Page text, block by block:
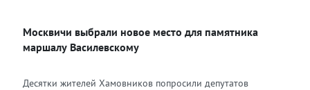
Одноклассники
Москвичи выбрали новое место для памятника
маршалу Василевскому
Десятки жителей Хамовников попросили депутатов